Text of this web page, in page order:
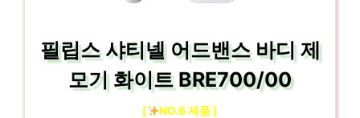
필립스 샤티넬 어드밴스 바디 제
모기 화이트 BRE700/00
[ NO.6 제품 ]